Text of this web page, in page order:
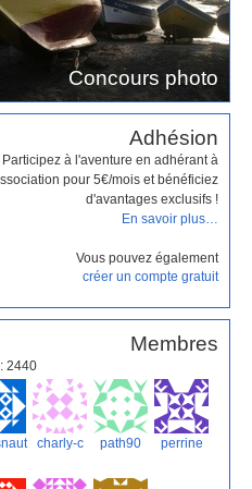
Concours photo
Adhésion
Participez à l'aventure en adhérant à
pour 5€/mois et bénéficiez
d'avantages exclusifs !
En savoir plus…
Vous pouvez également
créer un compte gratuit
Membres
2440
charly-c path90 perrine